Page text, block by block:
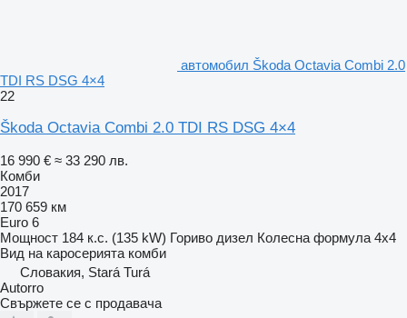
автомобил Škoda Octavia Combi 2.0
TDI RS DSG 4×4
22
Škoda Octavia Combi 2.0 TDI RS DSG 4×4
16 990 € ≈ 33 290 лв.
Комби
2017
170 659 км
Euro 6
Мощност 184 к.с. (135 kW) Гориво дизел Колесна формула 4x4
Вид на каросерията комби
Словакия, Stará Turá
Autorro
Свържете се с продавача